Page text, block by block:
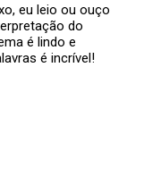
eu leio ou ouço
do
é lindo e
é incrível!